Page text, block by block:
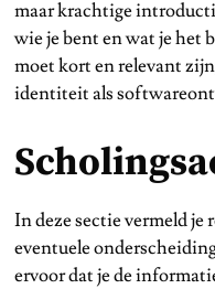
maar krachtige
wie je bent en wat je het
moet kort en relevant
identiteit als
In deze sectie vermeld
eventuele
ervoor dat je de